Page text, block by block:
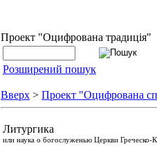
Проект "Оцифрована традиція"
Розширений пошук
Вверх > Проект "Оцифрована
Литургика
или наука о богослуженью Церкви Греческо-